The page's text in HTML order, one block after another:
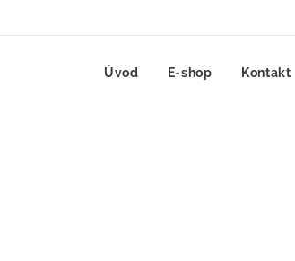
Úvod E-shop Kontakt